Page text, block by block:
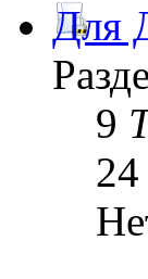
Для
9
24